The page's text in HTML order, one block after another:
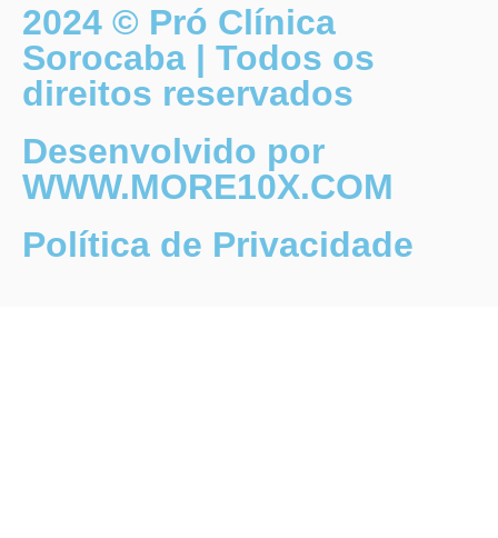
2024 © Pró Clínica
Sorocaba | Todos os
direitos reservados
Desenvolvido por
WWW.MORE10X.COM
Política de Privacidade